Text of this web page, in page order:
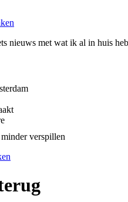
nieuws met wat ik al in huis
verspillen